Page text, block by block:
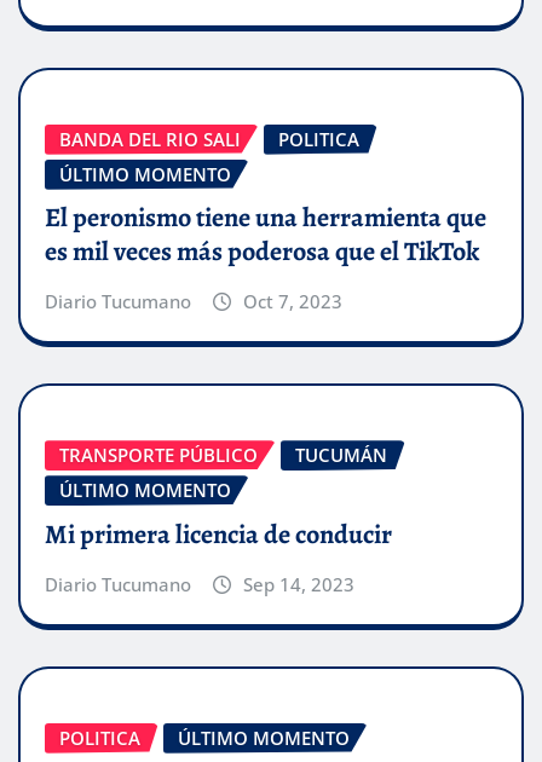
BANDA DEL RIO SALI
POLITICA
ÚLTIMO MOMENTO
El peronismo tiene una herramienta que
es mil veces más poderosa que el TikTok
Diario Tucumano Oct 7, 2023
TRANSPORTE PÚBLICO
TUCUMÁN
ÚLTIMO MOMENTO
Mi primera licencia de conducir
Diario Tucumano Sep 14, 2023
POLITICA ÚLTIMO MOMENTO